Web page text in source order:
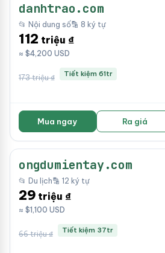
danhtrao.com
📂 Nội dung số🔡 8 ký tự
112 triệu ₫
≈ $4,200 USD
173 triệu ₫ Tiết kiệm 61tr
Mua ngay Ra giá
ongdumientay.com
📂 Du lịch🔡 12 ký tự
29 triệu ₫
≈ $1,100 USD
66 triệu ₫ Tiết kiệm 37tr